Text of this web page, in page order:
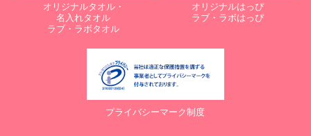
オリジナルタオル・
名入れタオル
ラブ・ラボタオル
オリジナルはっぴ
ラブ・ラボはっぴ
プライバシーマーク制度